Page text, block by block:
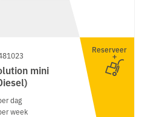
mini
dag
week
Reserveer